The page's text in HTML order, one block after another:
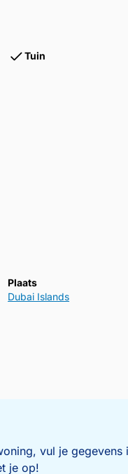
Tuin
Plaats
Dubai Islands
vul je gegevens
je op!